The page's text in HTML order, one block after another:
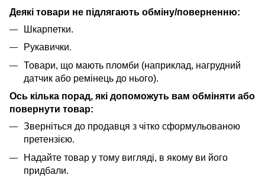
Деякі товари не підлягають обміну/поверненню:
Шкарпетки.
Рукавички.
Товари, що мають пломби (наприклад, нагрудний
датчик або ремінець до нього).
Ось кілька порад, які допоможуть вам обміняти або
повернути товар:
Зверніться до продавця з чітко сформульованою
претензією.
Надайте товар у тому вигляді, в якому ви його
придбали.